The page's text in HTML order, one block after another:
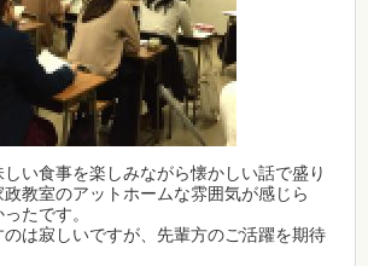
い食事を楽しみながら懐かしい話で盛り
教室のアットホームな雰囲気が感じら
たです。
は寂しいですが、先輩方のご活躍を期待